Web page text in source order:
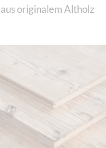
originalem Altholz